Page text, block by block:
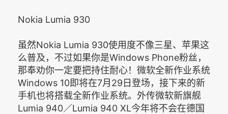
Nokia Lumia 930
虽然Nokia Lumia 930使用度不像三星、苹果这
么普及，不过如果你是Windows Phone粉丝，
那奉劝你一定要把持住耐心！微软全新作业系统
Windows 10即将在7月29日登场，接下来的新
手机也将搭载全新作业系统。外传微软新旗舰
Lumia 940／Lumia 940 XL今年将不会在德国